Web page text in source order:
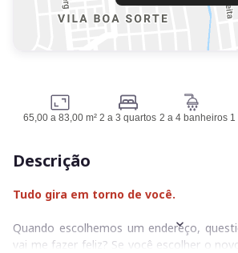
65,00 a 83,00 m² 2 a 3 quartos 2 a 4 banheiros 1
Descrição
Tudo gira em torno de você.
Quando escolhemos um endereço,
vai me fazer feliz? Se você escolher o